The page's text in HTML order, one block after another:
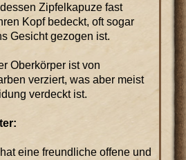
Zipfelkapuze fast
Kopf bedeckt, oft sogar
Gesicht gezogen ist.
Oberkörper ist von
verziert, was aber meist
verdeckt ist.
eine freundliche offene und